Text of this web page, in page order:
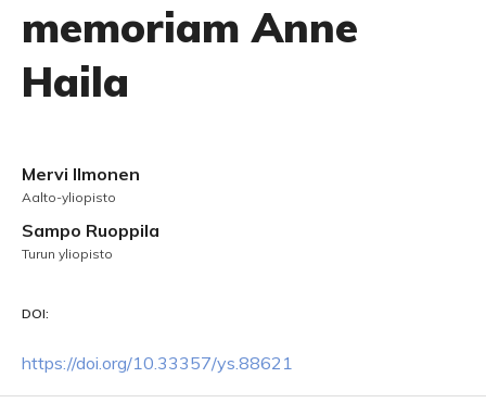
memoriam Anne
Haila
Mervi Ilmonen
Aalto-yliopisto
Sampo Ruoppila
Turun yliopisto
DOI:
https://doi.org/10.33357/ys.88621